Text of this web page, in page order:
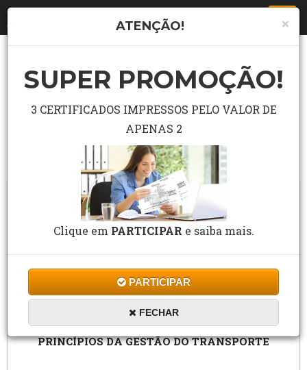
LISTA COMPLETA DE CURSO
Pesquisar curso grátis no campo abaixo.
PRINCÍPIOS DA GESTÃO DO TRANSPORTE
×
ATENÇÃO!
SUPER PROMOÇÃO!
3 CERTIFICADOS IMPRESSOS PELO VALOR DE
APENAS 2
Clique em PARTICIPAR e saiba mais.
PARTICIPAR
FECHAR